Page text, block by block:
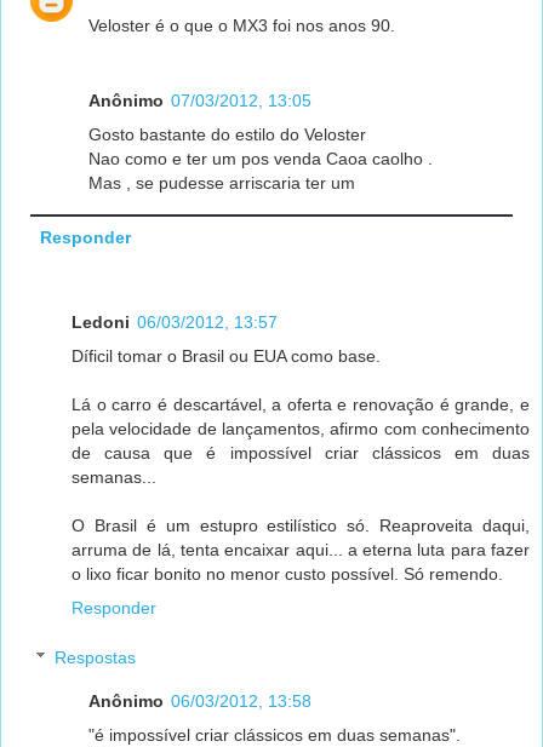
Veloster é o que o MX3 foi nos anos 90.
Anônimo 07/03/2012, 13:05
Gosto bastante do estilo do Veloster
Nao como e ter um pos venda Caoa caolho .
Mas , se pudesse arriscaria ter um
Responder
Ledoni 06/03/2012, 13:57
Díficil tomar o Brasil ou EUA como base.
Lá o carro é descartável, a oferta e renovação é grande, e
pela velocidade de lançamentos, afirmo com conhecimento
de causa que é impossível criar clássicos em duas
semanas...
O Brasil é um estupro estilístico só. Reaproveita daqui,
arruma de lá, tenta encaixar aqui... a eterna luta para fazer
o lixo ficar bonito no menor custo possível. Só remendo.
Responder
Respostas
Anônimo 06/03/2012, 13:58
"é impossível criar clássicos em duas semanas".